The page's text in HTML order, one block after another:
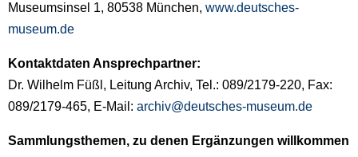
Museumsinsel 1, 80538 München, www.deutsches-
museum.de
Kontaktdaten Ansprechpartner:
Dr. Wilhelm Füßl, Leitung Archiv, Tel.: 089/2179-220, Fax:
089/2179-465, E-Mail: archiv@deutsches-museum.de
Sammlungsthemen, zu denen Ergänzungen willkommen